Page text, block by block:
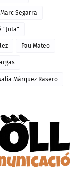
Marc Segarra
"Jota"
Pau Mateo
Márquez Rasero